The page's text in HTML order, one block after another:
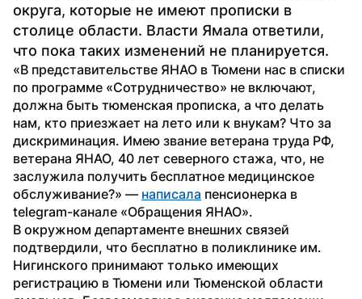
округа, которые не имеют прописки в
столице области. Власти Ямала ответили,
что пока таких изменений не планируется.
«В представительстве ЯНАО в Тюмени нас в списки
по программе «Сотрудничество» не включают,
должна быть тюменская прописка, а что делать
нам, кто приезжает на лето или к внукам? Что за
дискриминация. Имею звание ветерана труда РФ,
ветерана ЯНАО, 40 лет северного стажа, что, не
заслужила получить бесплатное медицинское
обслуживание?» — написала пенсионерка в
telegram-канале «Обращения ЯНАО».
В окружном департаменте внешних связей
подтвердили, что бесплатно в поликлинике им.
Нигинского принимают только имеющих
регистрацию в Тюмени или Тюменской области